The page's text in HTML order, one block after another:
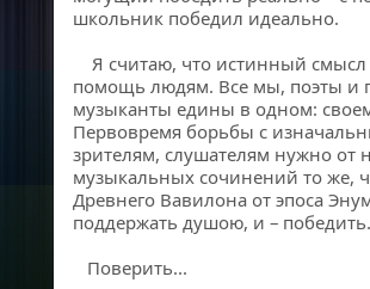
школьник победил идеально.
Я считаю, что истинный смысл
помощь людям. Все мы, поэты и
музыканты едины в одном:
Первовремя борьбы с
зрителям, слушателям нужно от
музыкальных сочинений то же,
Древнего Вавилона от эпоса
поддержать душою, и – победить.
Поверить...